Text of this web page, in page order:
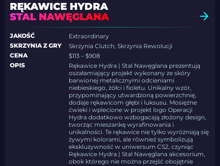
RĘKAWICE HYDRA
STAL NAWĘGLANA
JAKOŚĆ
Extraordinary
SKRZYNIA Z GRY
Skrzynia Clutch, Skrzynia Rewolucji
CENA
$113 – $908
OPIS
Rękawice Hydra | Stal Nawęglana prezentują
oszałamiający projekt wykonany ze skóry
barwionej metalicznymi odcieniami
niebieskiego, żółci i fioletu. Unikalny wzór,
przypominający utwardzoną powierzchnię,
dodaje rękawicom głębi i luksusu. Mosiężne
ćwieki i wplecione w projekt logo Operacji
Hydra dodatkowo wzbogacają złożony design,
tworząc mieszankę wyrafinowania i
unikalności. Te rękawice nie tylko wyróżniają się
żywymi kolorami, ale również symbolizują
ekskluzywność w uniwersum CS2, czyniąc
Rękawice Hydra | Stal Nawęglana akcesorium,
obok którego nie można przejść obojętnie